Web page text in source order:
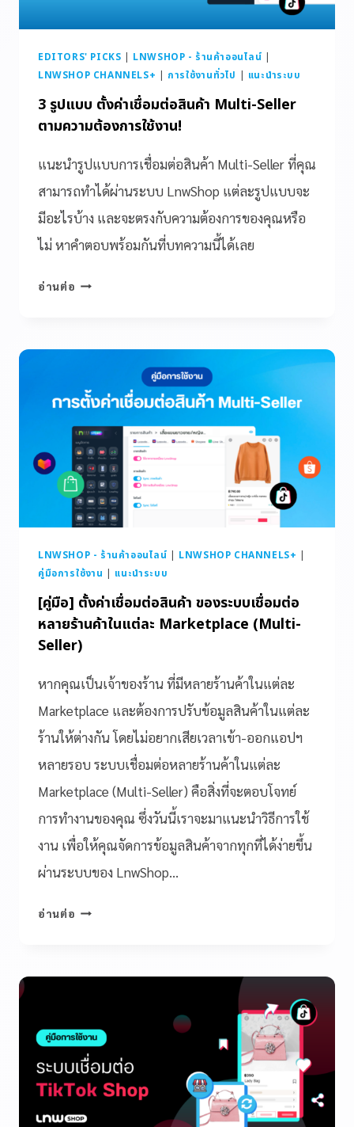
EDITORS' PICKS | LNWSHOP - ร้านค้าออนไลน์ |
LNWSHOP CHANNELS+ | การใช้งานทั่วไป | แนะนำระบบ
3 รูปแบบ ตั้งค่าเชื่อมต่อสินค้า Multi-Seller
ตามความต้องการใช้งาน!
แนะนำรูปแบบการเชื่อมต่อสินค้า Multi-Seller ที่คุณ
สามารถทำได้ผ่านระบบ LnwShop แต่ละรูปแบบจะ
มีอะไรบ้าง และจะตรงกับความต้องการของคุณหรือ
ไม่ หาคำตอบพร้อมกันที่บทความนี้ได้เลย
อ่านต่อ
LNWSHOP - ร้านค้าออนไลน์ | LNWSHOP CHANNELS+ |
คู่มือการใช้งาน | แนะนำระบบ
[คู่มือ] ตั้งค่าเชื่อมต่อสินค้า ของระบบเชื่อมต่อ
หลายร้านค้าในแต่ละ Marketplace (Multi-
Seller)
หากคุณเป็นเจ้าของร้าน ที่มีหลายร้านค้าในแต่ละ
Marketplace และต้องการปรับข้อมูลสินค้าในแต่ละ
ร้านให้ต่างกัน โดยไม่อยากเสียเวลาเข้า-ออกแอปฯ
หลายรอบ ระบบเชื่อมต่อหลายร้านค้าในแต่ละ
Marketplace (Multi-Seller) คือสิ่งที่จะตอบโจทย์
การทำงานของคุณ ซึ่งวันนี้เราจะมาแนะนำวิธีการใช้
งาน เพื่อให้คุณจัดการข้อมูลสินค้าจากทุกที่ได้ง่ายขึ้น
ผ่านระบบของ LnwShop…
อ่านต่อ